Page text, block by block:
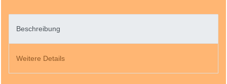
Beschreibung
Weitere Details